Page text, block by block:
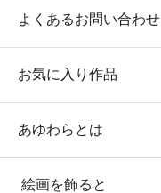
よくあるお問い合わせ
お気に入り作品
あゆわらとは
絵画を飾ると